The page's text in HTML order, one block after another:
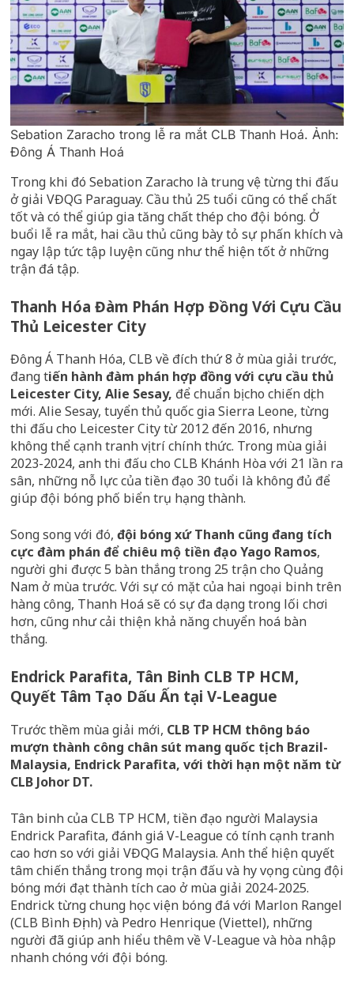
Sebation Zaracho trong lễ ra mắt CLB Thanh Hoá. Ảnh:
Đông Á Thanh Hoá
Trong khi đó Sebation Zaracho là trung vệ từng thi đấu
ở giải VĐQG Paraguay. Cầu thủ 25 tuổi cũng có thể chất
tốt và có thể giúp gia tăng chất thép cho đội bóng. Ở
buổi lễ ra mắt, hai cầu thủ cũng bày tỏ sự phấn khích và
ngay lập tức tập luyện cũng như thể hiện tốt ở những
trận đá tập.
Thanh Hóa Đàm Phán Hợp Đồng Với Cựu Cầu
Thủ Leicester City
Đông Á Thanh Hóa, CLB về đích thứ 8 ở mùa giải trước,
đang tiến hành đàm phán hợp đồng với cựu cầu thủ
Leicester City, Alie Sesay, để chuẩn bị cho chiến dịch
mới. Alie Sesay, tuyển thủ quốc gia Sierra Leone, từng
thi đấu cho Leicester City từ 2012 đến 2016, nhưng
không thể cạnh tranh vị trí chính thức. Trong mùa giải
2023-2024, anh thi đấu cho CLB Khánh Hòa với 21 lần ra
sân, những nỗ lực của tiền đạo 30 tuổi là không đủ để
giúp đội bóng phố biển trụ hạng thành.
Song song với đó, đội bóng xứ Thanh cũng đang tích
cực đàm phán để chiêu mộ tiền đạo Yago Ramos,
người ghi được 5 bàn thắng trong 25 trận cho Quảng
Nam ở mùa trước. Với sự có mặt của hai ngoại binh trên
hàng công, Thanh Hoá sẽ có sự đa dạng trong lối chơi
hơn, cũng như cải thiện khả năng chuyển hoá bàn
thắng.
Endrick Parafita, Tân Binh CLB TP HCM,
Quyết Tâm Tạo Dấu Ấn tại V-League
Trước thềm mùa giải mới, CLB TP HCM thông báo
mượn thành công chân sút mang quốc tịch Brazil-
Malaysia, Endrick Parafita, với thời hạn một năm từ
CLB Johor DT.
Tân binh của CLB TP HCM, tiền đạo người Malaysia
Endrick Parafita, đánh giá V-League có tính cạnh tranh
cao hơn so với giải VĐQG Malaysia. Anh thể hiện quyết
tâm chiến thắng trong mọi trận đấu và hy vọng cùng đội
bóng mới đạt thành tích cao ở mùa giải 2024-2025.
Endrick từng chung học viện bóng đá với Marlon Rangel
(CLB Bình Định) và Pedro Henrique (Viettel), những
người đã giúp anh hiểu thêm về V-League và hòa nhập
nhanh chóng với đội bóng.